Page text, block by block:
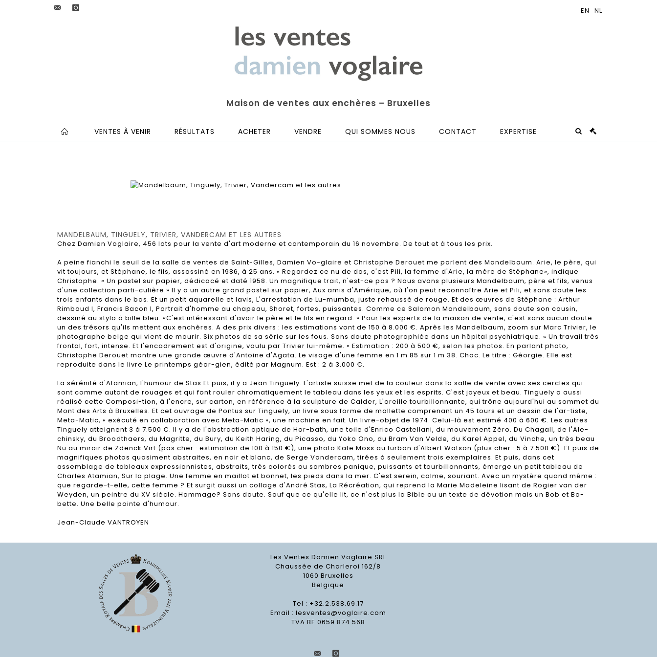
Maison de ventes aux enchères – Bruxelles
VENTES À VENIR RÉSULTATS ACHETER VENDRE QUI SOMMES NOUS CONTACT EXPERTISE
MANDELBAUM, TINGUELY, TRIVIER, VANDERCAM ET LES AUTRES
Chez Damien Voglaire, 456 lots pour la vente d'art moderne et contemporain du 16 novembre. De tout et à tous les prix.
A peine fianchi le seuil de la salle de ventes de Saint-Gilles, Damien Vo-glaire et Christophe Derouet me parlent des Mandelbaum. Arie, le père, qui
vit toujours, et Stéphane, le fils, assassiné en 1986, à 25 ans. « Regardez ce nu de dos, c'est Pili, la femme d'Arie, la mère de Stéphane», indique
Christophe. « Un pastel sur papier, dédicacé et daté 1958. Un magnifique trait, n'est-ce pas ? Nous avons plusieurs Mandelbaum, père et fils, venus
d'une collection parti-culière.» Il y a un autre grand pastel sur papier, Aux amis d'Amérique, où l'on peut reconnaître Arie et Pili, et sans doute les
trois enfants dans le bas. Et un petit aquarelle et lavis, L'arrestation de Lu-mumba, juste rehaussé de rouge. Et des œuvres de Stéphane : Arthur
Rimbaud I, Francis Bacon I, Portrait d'homme au chapeau, Shoret, fortes, puissantes. Comme ce Salomon Mandelbaum, sans doute son cousin,
dessiné au stylo à bille bleu. «C'est intéressant d'avoir le père et le fils en regard. » Pour les experts de la maison de vente, c'est sans aucun doute
un des trésors qu'ils mettent aux enchères. A des prix divers : les estimations vont de 150 à 8.000 €. Après les Mandelbaum, zoom sur Marc Trivier, le
photographe belge qui vient de mourir. Six photos de sa série sur les fous. Sans doute photographiée dans un hôpital psychiatrique. « Un travail très
frontal, fort, intense. Et l'encadrement est d'origine, voulu par Trivier lui-même. » Estimation : 200 à 500 €, selon les photos. En parlant photo,
Christophe Derouet montre une grande œuvre d'Antoine d'Agata. Le visage d'une femme en 1 m 85 sur 1 m 38. Choc. Le titre : Géorgie. Elle est
reproduite dans le livre Le printemps géor-gien, édité par Magnum. Est : 2 à 3.000 €.
La sérénité d'Atamian, l'humour de Stas Et puis, il y a Jean Tinguely. L'artiste suisse met de la couleur dans la salle de vente avec ses cercles qui
sont comme autant de rouages et qui font rouler chromatiquement le tableau dans les yeux et les esprits. C'est joyeux et beau. Tinguely a aussi
réalisé cette Composi-tion, à l'encre, sur carton, en référence à la sculpture de Calder, L'oreille tourbillonnante, qui trône aujourd'hui au sommet du
Mont des Arts à Bruxelles. Et cet ouvrage de Pontus sur Tinguely, un livre sous forme de mallette comprenant un 45 tours et un dessin de l'ar-tiste,
Meta-Matic, « exécuté en collaboration avec Meta-Matic », une machine en fait. Un livre-objet de 1974. Celui-là est estimé 400 à 600 €. Les autres
Tinguely atteignent 3 à 7.500 €. Il y a de l'abstraction optique de Hor-bath, une toile d'Enrico Castellani, du mouvement Zéro. Du Chagall, de l'Ale-
chinsky, du Broodthaers, du Magritte, du Bury, du Keith Haring, du Picasso, du Yoko Ono, du Bram Van Velde, du Karel Appel, du Vinche, un très beau
Nu au miroir de Zdenck Virt (pas cher : estimation de 100 à 150 €), une photo Kate Moss au turban d'Albert Watson (plus cher : 5 à 7.500 €). Et puis de
magnifiques photos quasiment abstraites, en noir et blanc, de Serge Vandercam, tirées à seulement trois exemplaires. Et puis, dans cet
assemblage de tableaux expressionnistes, abstraits, très colorés ou sombres panique, puissants et tourbillonnants, émerge un petit tableau de
Charles Atamian, Sur la plage. Une femme en maillot et bonnet, les pieds dans la mer. C'est serein, calme, souriant. Avec un mystère quand même :
que regarde-t-elle, cette femme ? Et surgit aussi un collage d'André Stas, La Récréation, qui reprend la Marie Madeleine lisant de Rogier van der
Weyden, un peintre du XV siècle. Hommage? Sans doute. Sauf que ce qu'elle lit, ce n'est plus la Bible ou un texte de dévotion mais un Bob et Bo-
bette. Une belle pointe d'humour.
Jean-Claude VANTROYEN
Les Ventes Damien Voglaire SRL
Chaussée de Charleroi 162/8
1060 Bruxelles
Belgique
Tel : +32.2.538.69.17
Email : lesventes@voglaire.com
TVA BE 0659 874 568